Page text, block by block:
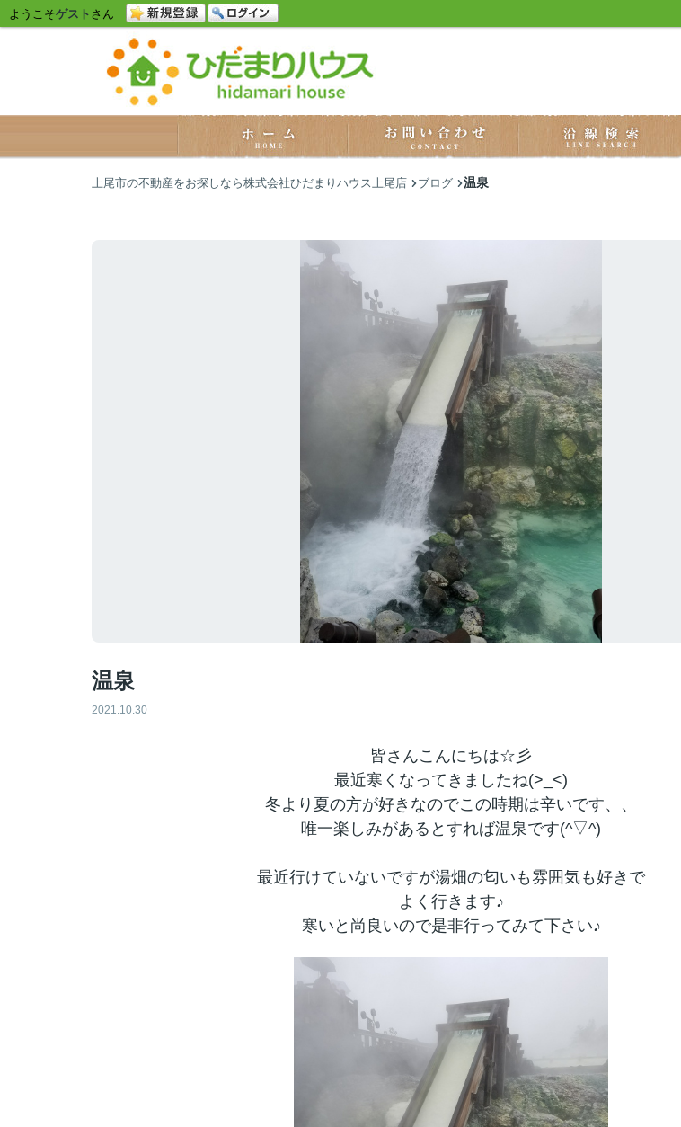
ようこそゲスト さん
上尾市の不動産をお探しなら株式会社ひだまりハウス上尾店 ブログ 温泉
温泉
2021.10.30
皆さんこんにちは☆彡
最近寒くなってきましたね(>_<)
冬より夏の方が好きなのでこの時期は辛いです、、
唯一楽しみがあるとすれば温泉です(^▽^)
最近行けていないですが湯畑の匂いも雰囲気も好きで
よく行きます♪
寒いと尚良いので是非行ってみて下さい♪